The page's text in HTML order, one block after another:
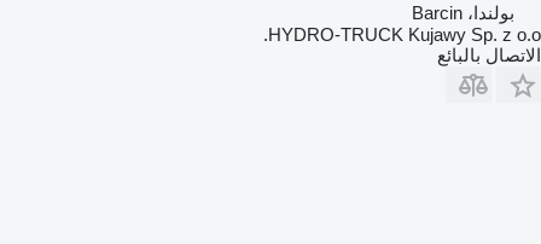
بولندا، Barcin
HYDRO-TRUCK Kujawy Sp. z o.o.
الاتصال بالبائع